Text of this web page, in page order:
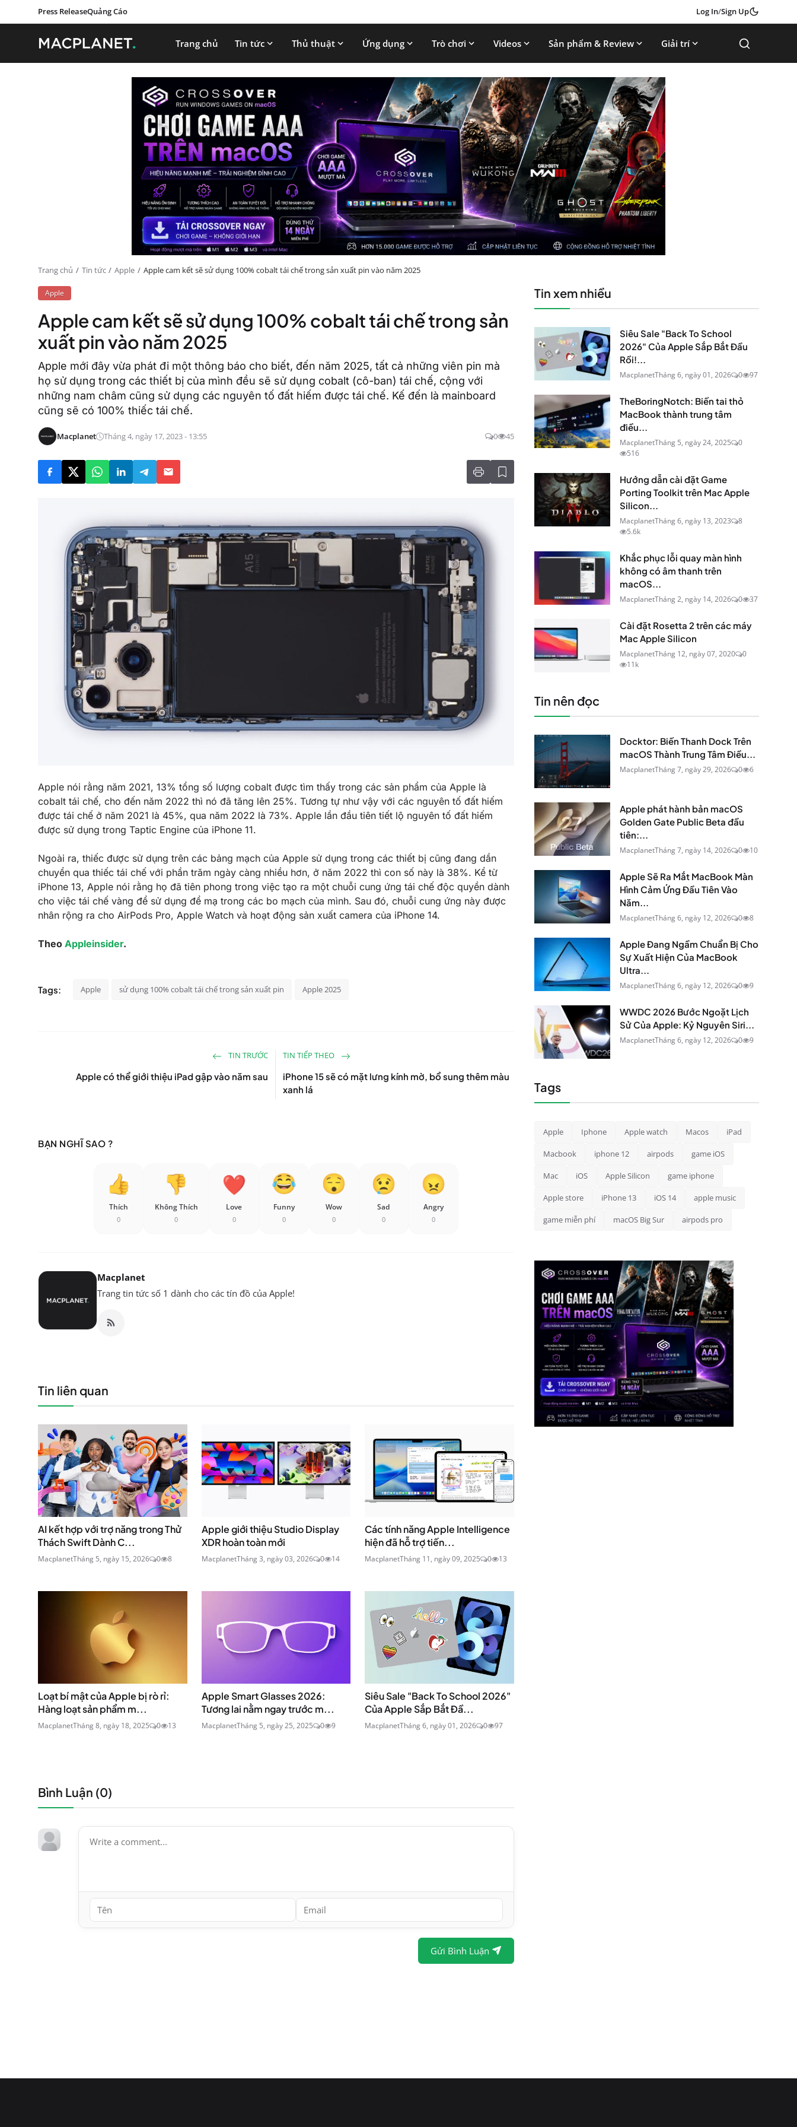
Press ReleaseQuảng Cáo Log In/Sign Up
Trang chủ Tin tức Thủ thuật Ứng dụng Trò chơi Videos Sản phẩm & Review Giải trí
Trang chủ Tin tức Apple Apple cam kết sẽ sử dụng 100% cobalt tái chế trong sản xuất pin vào năm 2025
Apple
Apple cam kết sẽ sử dụng 100% cobalt tái chế trong sản
xuất pin vào năm 2025
Apple mới đây vừa phát đi một thông báo cho biết, đến năm 2025, tất cả những viên pin mà
họ sử dụng trong các thiết bị của mình đều sẽ sử dụng cobalt (cô-ban) tái chế, cộng với
những nam châm cũng sử dụng các nguyên tố đất hiếm được tái chế. Kế đến là mainboard
cũng sẽ có 100% thiếc tái chế.
Macplanet Tháng 4, ngày 17, 2023 - 13:55 0 45
Apple nói rằng năm 2021, 13% tổng số lượng cobalt được tìm thấy trong các sản phẩm của Apple là
cobalt tái chế, cho đến năm 2022 thì nó đã tăng lên 25%. Tương tự như vậy với các nguyên tố đất hiếm
được tái chế ở năm 2021 là 45%, qua năm 2022 là 73%. Apple lần đầu tiên tiết lộ nguyên tố đất hiếm
được sử dụng trong Taptic Engine của iPhone 11.
Ngoài ra, thiếc được sử dụng trên các bảng mạch của Apple sử dụng trong các thiết bị cũng đang dần
chuyển qua thiếc tái chế với phần trăm ngày càng nhiều hơn, ở năm 2022 thì con số này là 38%. Kể từ
iPhone 13, Apple nói rằng họ đã tiên phong trong việc tạo ra một chuỗi cung ứng tái chế độc quyền dành
cho việc tái chế vàng để sử dụng để mạ trong các bo mạch của mình. Sau đó, chuỗi cung ứng này được
nhân rộng ra cho AirPods Pro, Apple Watch và hoạt động sản xuất camera của iPhone 14.
Theo Appleinsider.
Tags: Apple sử dụng 100% cobalt tái chế trong sản xuất pin Apple 2025
TIN TRƯỚC
Apple có thể giới thiệu iPad gập vào năm sau
TIN TIẾP THEO
iPhone 15 sẽ có mặt lưng kính mờ, bổ sung thêm màu
xanh lá
BẠN NGHĨ SAO ?
Thích
0
Không Thích
0
Love
0
Funny
0
Wow
0
Sad
0
Angry
0
Macplanet
Trang tin tức số 1 dành cho các tín đồ của Apple!
Tin liên quan
AI kết hợp với trợ năng trong Thử
Thách Swift Dành C...
MacplanetTháng 5, ngày 15, 2026 0 8
Apple giới thiệu Studio Display
XDR hoàn toàn mới
MacplanetTháng 3, ngày 03, 2026 0 14
Các tính năng Apple Intelligence
hiện đã hỗ trợ tiến...
MacplanetTháng 11, ngày 09, 2025 0 13
Loạt bí mật của Apple bị rò rỉ:
Hàng loạt sản phẩm m...
MacplanetTháng 8, ngày 18, 2025 0 13
Apple Smart Glasses 2026:
Tương lai nằm ngay trước m...
MacplanetTháng 5, ngày 25, 2025 0 9
Siêu Sale "Back To School 2026"
Của Apple Sắp Bắt Đầ...
MacplanetTháng 6, ngày 01, 2026 0 97
Bình Luận (0)
Gửi Bình Luận
Tin xem nhiều
Siêu Sale "Back To School
2026" Của Apple Sắp Bắt Đầu
Rồi!...
MacplanetTháng 6, ngày 01, 2026 0 97
TheBoringNotch: Biến tai thỏ
MacBook thành trung tâm
điều...
MacplanetTháng 5, ngày 24, 2025
0
516
Hướng dẫn cài đặt Game
Porting Toolkit trên Mac Apple
Silicon...
MacplanetTháng 6, ngày 13, 2023
8
5.6k
Khắc phục lỗi quay màn hình
không có âm thanh trên
macOS...
MacplanetTháng 2, ngày 14, 2026 0 37
Cài đặt Rosetta 2 trên các máy
Mac Apple Silicon
MacplanetTháng 12, ngày 07, 2020
0
11k
Tin nên đọc
Docktor: Biến Thanh Dock Trên
macOS Thành Trung Tâm Điều...
MacplanetTháng 7, ngày 29, 2026 0 6
Apple phát hành bản macOS
Golden Gate Public Beta đầu
tiên:...
MacplanetTháng 7, ngày 14, 2026 0 10
Apple Sẽ Ra Mắt MacBook Màn
Hình Cảm Ứng Đầu Tiên Vào
Năm...
MacplanetTháng 6, ngày 12, 2026 0 8
Apple Đang Ngầm Chuẩn Bị Cho
Sự Xuất Hiện Của MacBook
Ultra...
MacplanetTháng 6, ngày 12, 2026 0 9
WWDC 2026 Bước Ngoặt Lịch
Sử Của Apple: Kỷ Nguyên Siri...
MacplanetTháng 6, ngày 12, 2026 0 9
Tags
Apple Iphone Apple watch Macos iPad
Macbook iphone 12 airpods game iOS
Mac iOS Apple Silicon game iphone
Apple store iPhone 13 iOS 14 apple music
game miễn phí macOS Big Sur airpods pro